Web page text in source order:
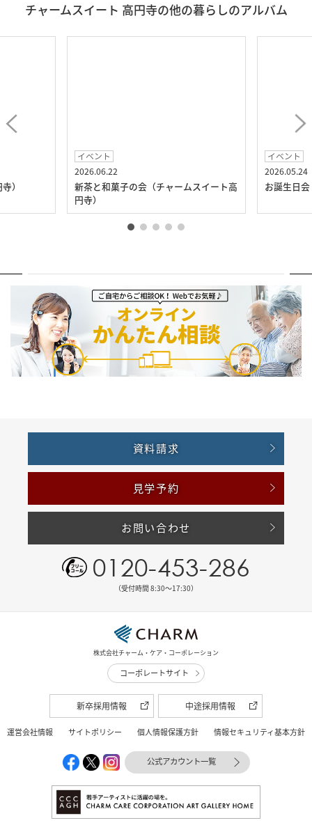
チャームスイート 高円寺の他の暮らしのアルバム
）
イベント
2026.06.22
新茶と和菓子の会（チャームスイート高
円寺）
イベント
2026.05.24
お誕生日
資料請求
見学予約
お問い合わせ
0120-453-286
（受付時間 8:30〜17:30）
株式会社チャーム・ケア・コーポレーション
コーポレートサイト
新卒採用情報 中途採用情報
運営会社情報 サイトポリシー 個人情報保護方針 情報セキュリティ基本方針
公式アカウント一覧